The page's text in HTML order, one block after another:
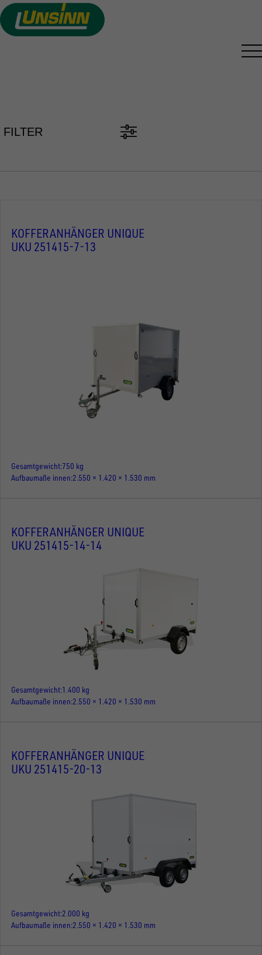
Direkt
zum
Inhalt
FILTER
KOFFERANHÄNGER UNIQUE
UKU 251415-7-13
Gesamtgewicht 750 kg
Aufbaumaße innen 2.550 × 1.420 × 1.530 mm
KOFFERANHÄNGER UNIQUE
UKU 251415-14-14
Gesamtgewicht 1.400 kg
Aufbaumaße innen 2.550 × 1.420 × 1.530 mm
KOFFERANHÄNGER UNIQUE
UKU 251415-20-13
Gesamtgewicht 2.000 kg
Aufbaumaße innen 2.550 × 1.420 × 1.530 mm